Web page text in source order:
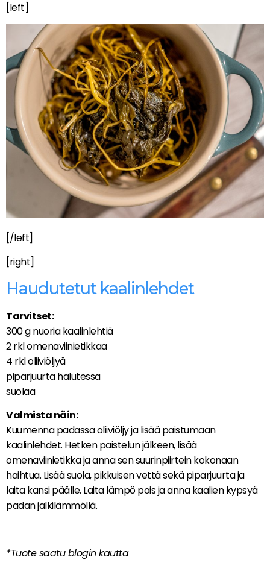
[left]
[/left]
[right]
Haudutetut kaalinlehdet
Tarvitset:
300 g nuoria kaalinlehtiä
2 rkl omenaviinietikkaa
4 rkl oliiviöljyä
piparjuurta halutessa
suolaa
Valmista näin:
Kuumenna padassa oliiviöljy ja lisää paistumaan
kaalinlehdet. Hetken paistelun jälkeen, lisää
omenaviinietikka ja anna sen suurinpiirtein kokonaan
haihtua. Lisää suola, pikkuisen vettä sekä piparjuurta ja
laita kansi päälle. Laita lämpö pois ja anna kaalien kypsyä
padan jälkilämmöllä.
*Tuote saatu blogin kautta